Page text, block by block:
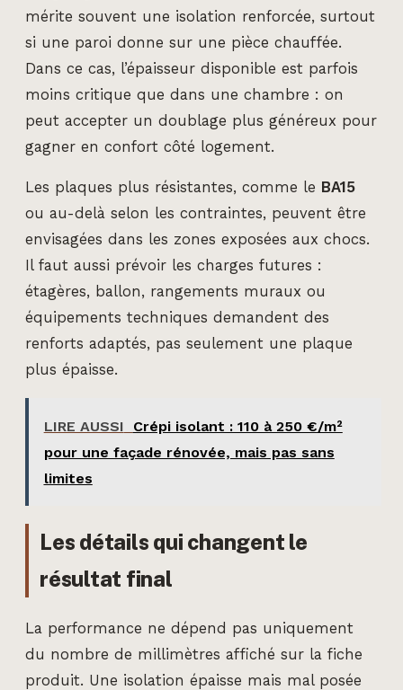
mérite souvent une isolation renforcée, surtout
si une paroi donne sur une pièce chauffée.
Dans ce cas, l’épaisseur disponible est parfois
moins critique que dans une chambre : on
peut accepter un doublage plus généreux pour
gagner en confort côté logement.
Les plaques plus résistantes, comme le BA15
ou au-delà selon les contraintes, peuvent être
envisagées dans les zones exposées aux chocs.
Il faut aussi prévoir les charges futures :
étagères, ballon, rangements muraux ou
équipements techniques demandent des
renforts adaptés, pas seulement une plaque
plus épaisse.
LIRE AUSSI
Crépi isolant : 110 à 250 €/m²
pour une façade rénovée, mais pas sans
limites
Les détails qui changent le
résultat final
La performance ne dépend pas uniquement
du nombre de millimètres affiché sur la fiche
produit. Une isolation épaisse mais mal posée